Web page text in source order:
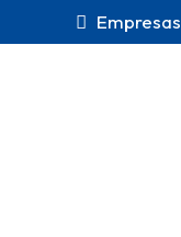
Empresas